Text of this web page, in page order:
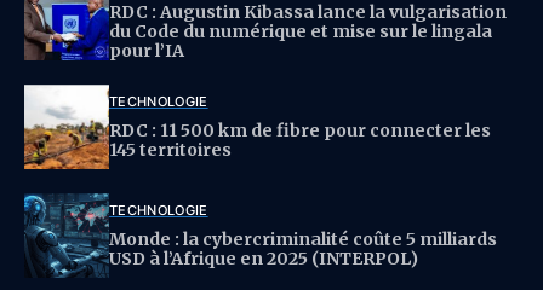
RDC : Augustin Kibassa lance la vulgarisation
du Code du numérique et mise sur le lingala
pour l’IA
TECHNOLOGIE
RDC : 11 500 km de fibre pour connecter les
145 territoires
TECHNOLOGIE
Monde : la cybercriminalité coûte 5 milliards
USD à l’Afrique en 2025 (INTERPOL)